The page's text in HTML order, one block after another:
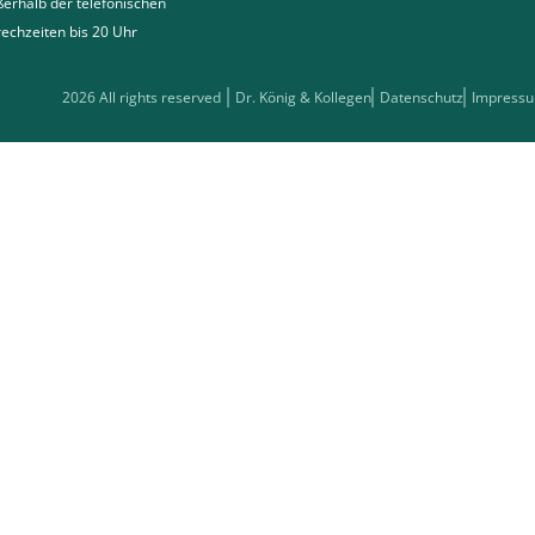
bis 20 Uhr
2026 All rights reserved Dr. König & Kollegen Datenschutz